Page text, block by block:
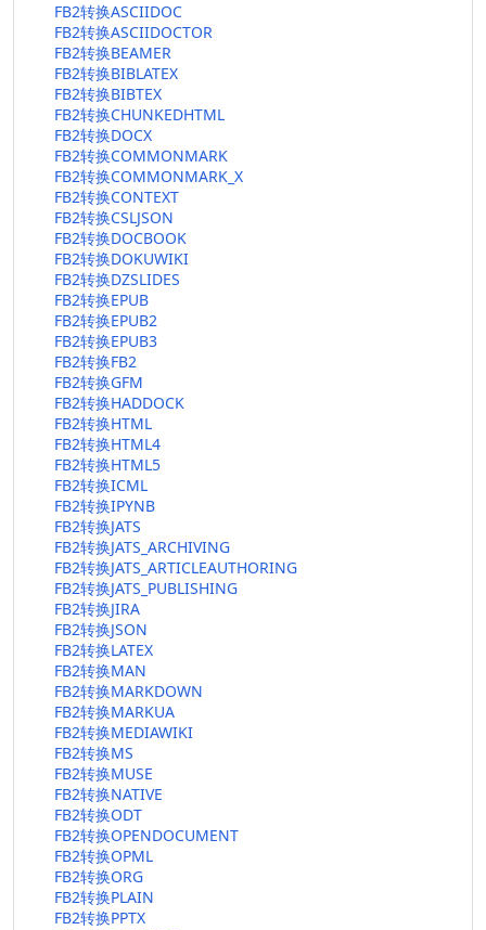
FB2转换ASCIIDOC
FB2转换ASCIIDOCTOR
FB2转换BEAMER
FB2转换BIBLATEX
FB2转换BIBTEX
FB2转换CHUNKEDHTML
FB2转换DOCX
FB2转换COMMONMARK
FB2转换COMMONMARK_X
FB2转换CONTEXT
FB2转换CSLJSON
FB2转换DOCBOOK
FB2转换DOKUWIKI
FB2转换DZSLIDES
FB2转换EPUB
FB2转换EPUB2
FB2转换EPUB3
FB2转换FB2
FB2转换GFM
FB2转换HADDOCK
FB2转换HTML
FB2转换HTML4
FB2转换HTML5
FB2转换ICML
FB2转换IPYNB
FB2转换JATS
FB2转换JATS_ARCHIVING
FB2转换JATS_ARTICLEAUTHORING
FB2转换JATS_PUBLISHING
FB2转换JIRA
FB2转换JSON
FB2转换LATEX
FB2转换MAN
FB2转换MARKDOWN
FB2转换MARKUA
FB2转换MEDIAWIKI
FB2转换MS
FB2转换MUSE
FB2转换NATIVE
FB2转换ODT
FB2转换OPENDOCUMENT
FB2转换OPML
FB2转换ORG
FB2转换PLAIN
FB2转换PPTX